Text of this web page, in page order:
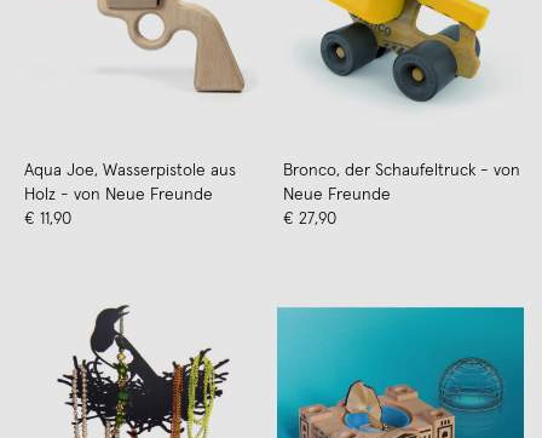
Aqua Joe, Wasserpistole aus
Holz - von Neue Freunde
€ 11,90
Bronco, der Schaufeltruck - von
Neue Freunde
€ 27,90